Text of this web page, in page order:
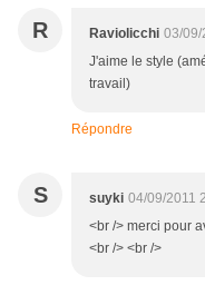
R Raviolicchi 03/09/
J'aime le style
travail)
Répondre
S suyki 04/09/2011
<br /> merci pour
<br /> <br />